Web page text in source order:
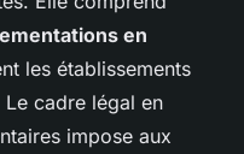
en
les établissements
cadre légal en
impose aux